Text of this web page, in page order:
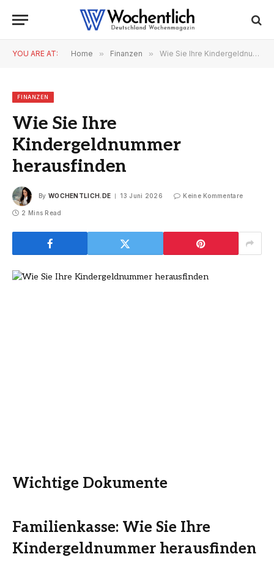
YOU ARE AT: Home » Finanzen » Wie Sie Ihre Kindergeldnummer herausfinden
FINANZEN
Wie Sie Ihre
Kindergeldnummer
herausfinden
By WOCHENTLICH.DE 13 Juni 2026 Keine Kommentare
2 Mins Read
Wichtige Dokumente
Familienkasse: Wie Sie Ihre
Kindergeldnummer herausfinden